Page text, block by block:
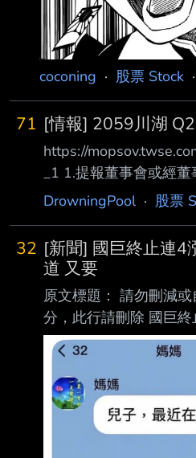
coconing · 股票 Stock ·
71 [情報] 2059川湖
https://
_1 1.提報董事會或經
期:115/08/06 2.審計委
期
(XXX/XX/XX~XXX/
30 4.1月1日累計至本期
元):16,279,766 5.1月1
(毛損) (仟元
止營業利益(損失) (仟元)
DrowningPool· 股票
32 [新聞] 國巨終止連4
道 又要
原文標題： 請勿刪減
分，此行請刪除 國巨
味道 又要回去休息了
行，請用縮網址，連
處分。
https://ec.ltn.com.tw/
261 發布時間： 請勿
2026/08/06 10:27 記